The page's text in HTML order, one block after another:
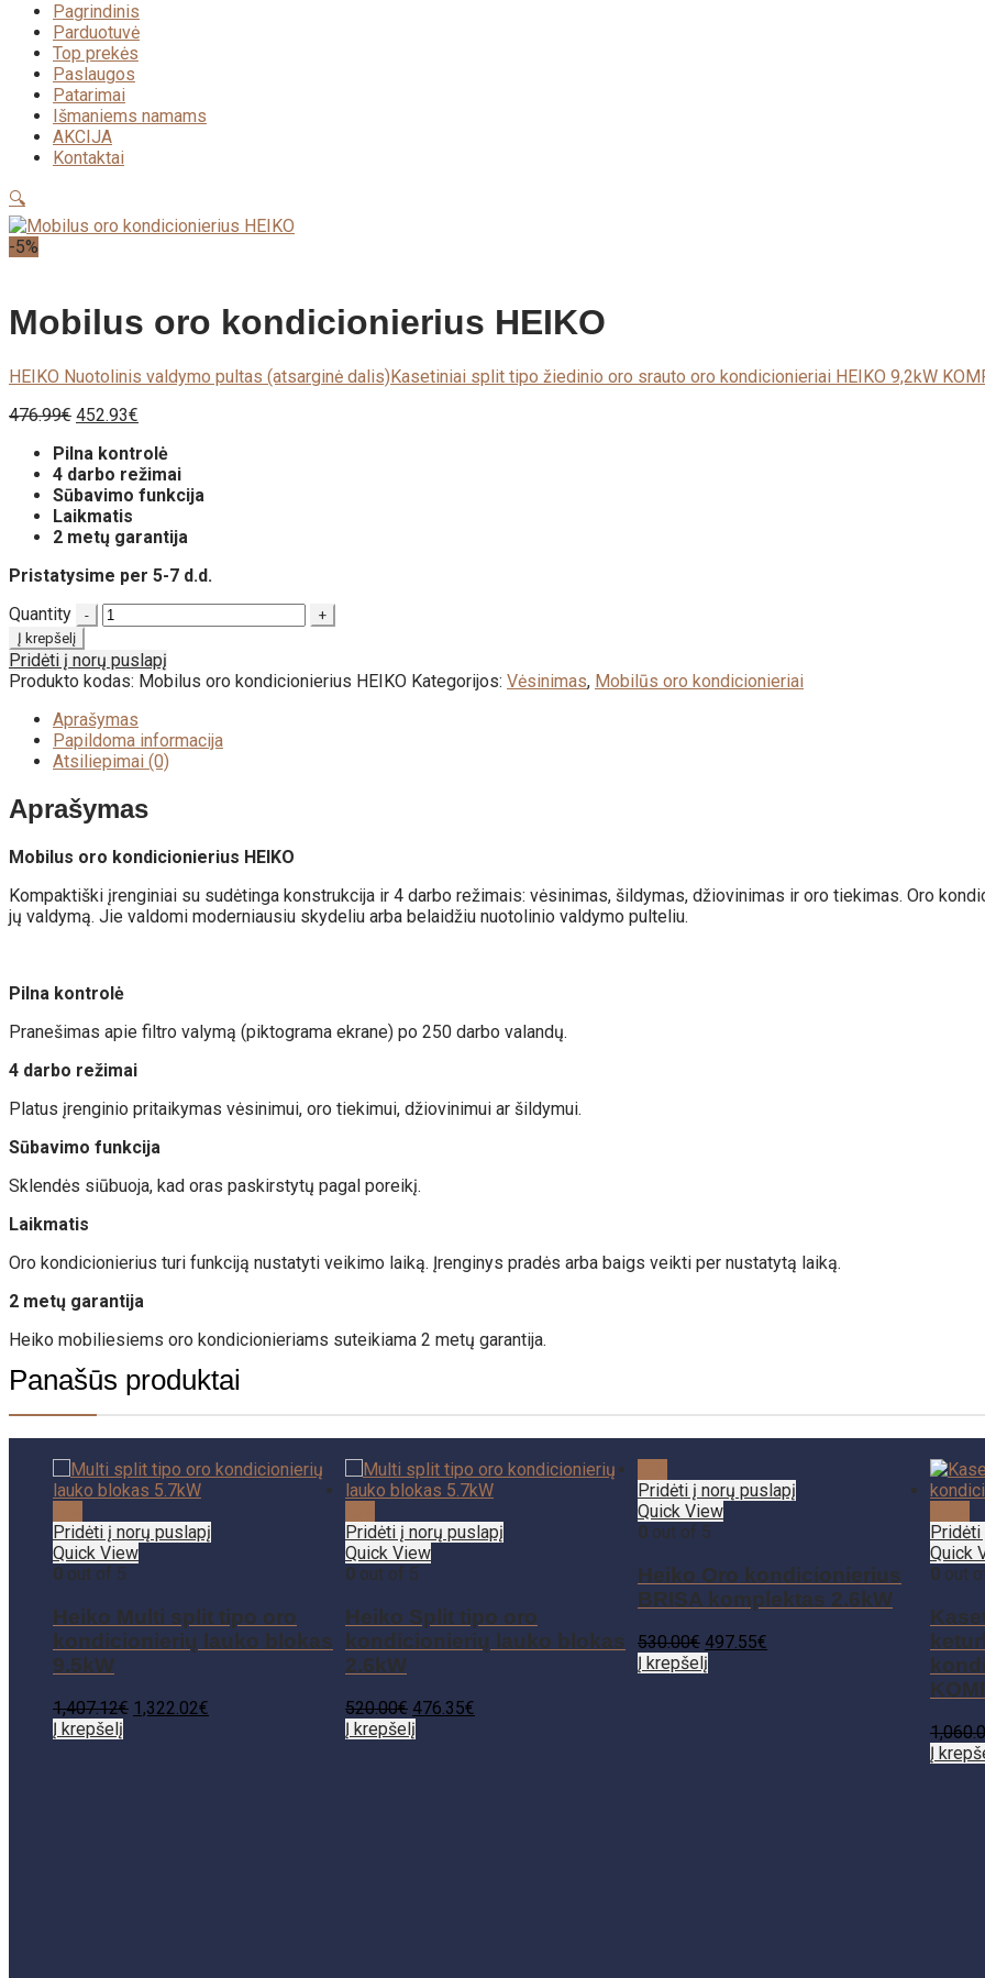
Pagrindinis
Parduotuvė
Top prekės
Paslaugos
Patarimai
Išmaniems namams
AKCIJA
Kontaktai
🔍
-5%
Mobilus oro kondicionierius HEIKO
HEIKO Nuotolinis valdymo pultas (atsarginė dalis) Kasetiniai split tipo žiedinio oro srauto oro kondicionieriai HEIKO 9,2kW
476.99€ 452.93€
Pilna kontrolė
4 darbo režimai
Sūbavimo funkcija
Laikmatis
2 metų garantija
Pristatysime per 5-7 d.d.
Quantity
Į krepšelį
Pridėti į norų puslapį
Produkto kodas: Mobilus oro kondicionierius HEIKO Kategorijos: Vėsinimas, Mobilūs oro kondicionieriai
Aprašymas
Papildoma informacija
Atsiliepimai (0)
Aprašymas
Mobilus oro kondicionierius HEIKO
Kompaktiški įrenginiai su sudėtinga konstrukcija ir 4 darbo režimais: vėsinimas, šildymas, džiovinimas ir oro tiekimas. Oro
jų valdymą. Jie valdomi moderniausiu skydeliu arba belaidžiu nuotolinio valdymo pulteliu.
Pilna kontrolė
Pranešimas apie filtro valymą (piktograma ekrane) po 250 darbo valandų.
4 darbo režimai
Platus įrenginio pritaikymas vėsinimui, oro tiekimui, džiovinimui ar šildymui.
Sūbavimo funkcija
Sklendės siūbuoja, kad oras paskirstytų pagal poreikį.
Laikmatis
Oro kondicionierius turi funkciją nustatyti veikimo laiką. Įrenginys pradės arba baigs veikti per nustatytą laiką.
2 metų garantija
Heiko mobiliesiems oro kondicionieriams suteikiama 2 metų garantija.
Panašūs produktai
Pridėti į norų puslapį
Quick View
0 out of 5
Heiko Multi split tipo oro
kondicionierių lauko blokas
9.5kW
1,407.12€ 1,322.02€
Į krepšelį
Pridėti į norų puslapį
Quick View
0 out of 5
Heiko Split tipo oro
kondicionierių lauko blokas
2.6kW
520.00€ 476.35€
Į krepšelį
Pridėti į norų puslapį
Quick View
0 out of 5
Heiko Oro kondicionierius
BRISA komplektas 2.6kW
530.00€ 497.55€
Į krepšelį
Pridėti
Quick
0 out
Į